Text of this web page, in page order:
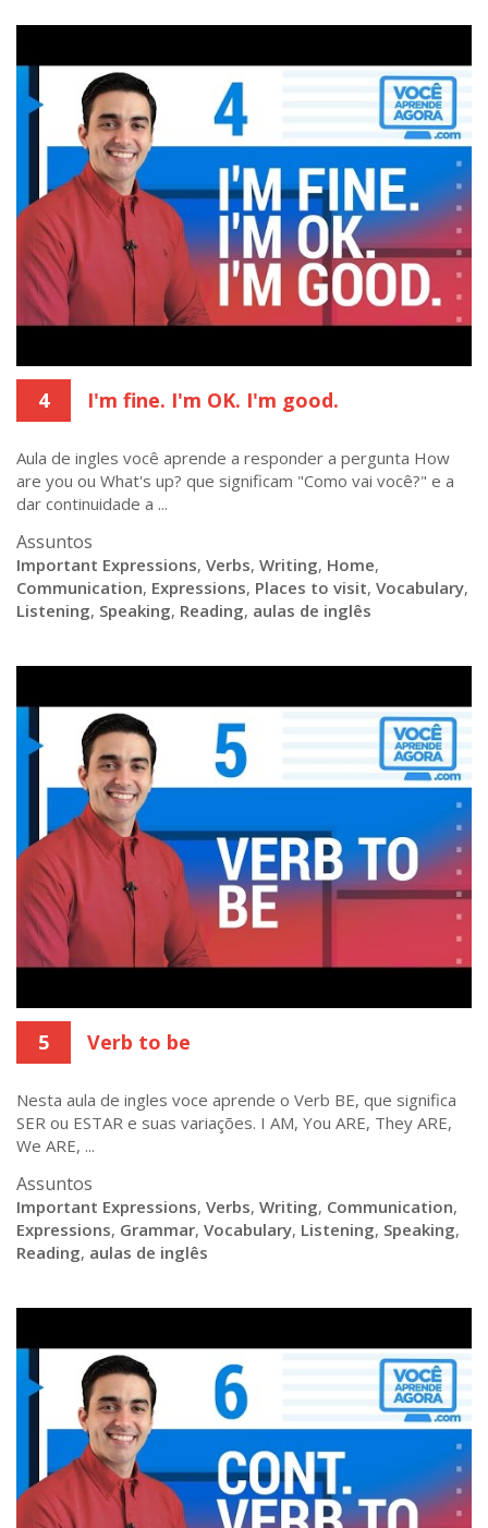
4 I'm fine. I'm OK. I'm good.
Aula de ingles você aprende a responder a pergunta How
are you ou What's up? que significam "Como vai você?" e a
dar continuidade a ...
Assuntos
Important Expressions, Verbs, Writing, Home,
Communication, Expressions, Places to visit, Vocabulary,
Listening, Speaking, Reading, aulas de inglês
5 Verb to be
Nesta aula de ingles voce aprende o Verb BE, que significa
SER ou ESTAR e suas variações. I AM, You ARE, They ARE,
We ARE, ...
Assuntos
Important Expressions, Verbs, Writing, Communication,
Expressions, Grammar, Vocabulary, Listening, Speaking,
Reading, aulas de inglês